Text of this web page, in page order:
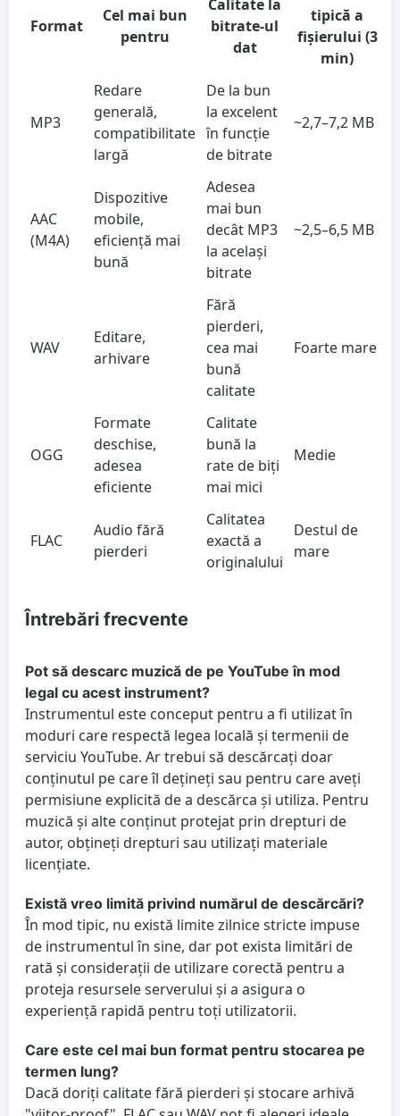
Format
Cel mai bun
pentru
Calitate la
bitrate-ul
dat
tipică a
fișierului (3
min)
MP3
Redare
generală,
compatibilitate
largă
De la bun
la excelent
în funcție
de bitrate
~2,7–7,2 MB
AAC
(M4A)
Dispozitive
mobile,
eficiență mai
bună
Adesea
mai bun
decât MP3
la același
bitrate
~2,5–6,5 MB
WAV
Editare,
arhivare
Fără
pierderi,
cea mai
bună
calitate
Foarte mare
OGG
Formate
deschise,
adesea
eficiente
Calitate
bună la
rate de biți
mai mici
Medie
FLAC
Audio fără
pierderi
Calitatea
exactă a
originalului
Destul de
mare
Întrebări frecvente
Pot să descarc muzică de pe YouTube în mod
legal cu acest instrument?
Instrumentul este conceput pentru a fi utilizat în
moduri care respectă legea locală și termenii de
serviciu YouTube. Ar trebui să descărcați doar
conținutul pe care îl dețineți sau pentru care aveți
permisiune explicită de a descărca și utiliza. Pentru
muzică și alte conținut protejat prin drepturi de
autor, obțineți drepturi sau utilizați materiale
licențiate.
Există vreo limită privind numărul de descărcări?
În mod tipic, nu există limite zilnice stricte impuse
de instrumentul în sine, dar pot exista limitări de
rată și considerații de utilizare corectă pentru a
proteja resursele serverului și a asigura o
experiență rapidă pentru toți utilizatorii.
Care este cel mai bun format pentru stocarea pe
termen lung?
Dacă doriți calitate fără pierderi și stocare arhivă